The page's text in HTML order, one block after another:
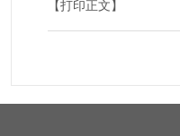
【打印正文】